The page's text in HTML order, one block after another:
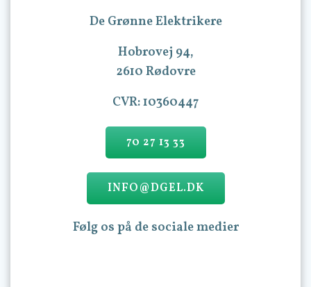
De Grønne Elektrikere
Hobrovej 94,
2610 Rødovre
CVR: 10360447
70 27 13 33
INFO@DGEL.DK
Følg os på de sociale medier